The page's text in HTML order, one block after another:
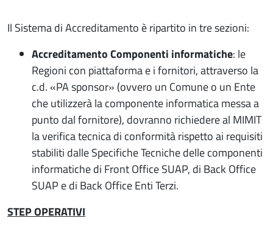
Il Sistema di Accreditamento è ripartito in tre sezioni:
Accreditamento Componenti informatiche: le
Regioni con piattaforma e i fornitori, attraverso la
c.d. «PA sponsor» (ovvero un Comune o un Ente
che utilizzerà la componente informatica messa a
punto dal fornitore), dovranno richiedere al MIMIT
la verifica tecnica di conformità rispetto ai requisiti
stabiliti dalle Specifiche Tecniche delle componenti
informatiche di Front Office SUAP, di Back Office
SUAP e di Back Office Enti Terzi.
STEP OPERATIVI